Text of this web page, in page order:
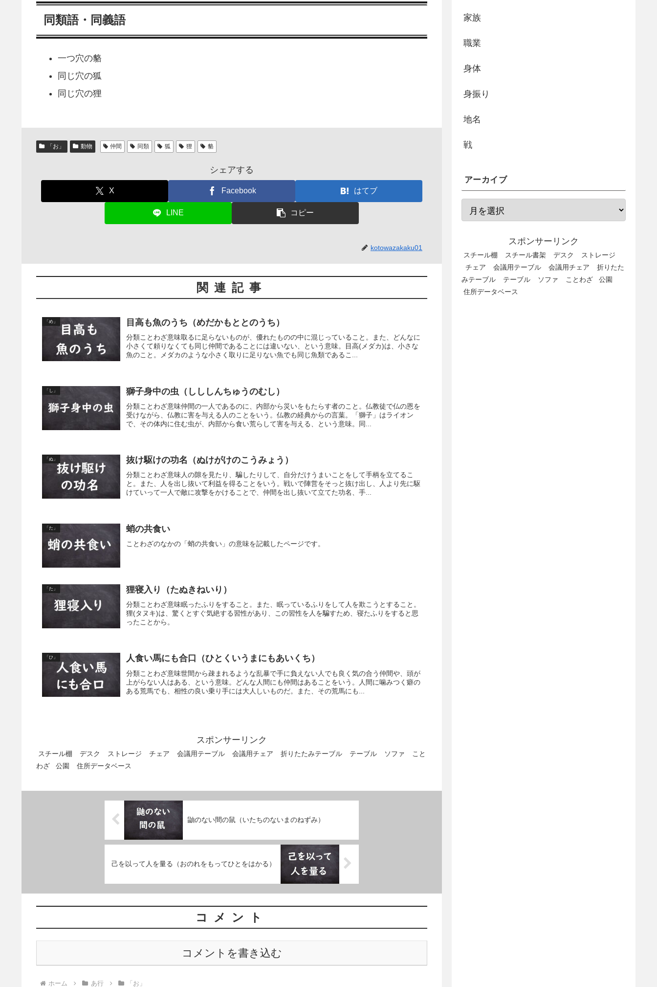
同類語・同義語
一つ穴の貉
同じ穴の狐
同じ穴の狸
「お」 動物 仲間 同類 狐 狸 貉
シェアする
X Facebook はてブ
LINE コピー
kotowazakaku01
関連記事
「め」 目高も魚のうち（めだかもととのうち）
分類ことわざ意味取るに足らないものが、優れたものの中に混じっていること。また、どんなに
小さくて頼りなくても同じ仲間であることには違いない、という意味。目高(メダカ)は、小さな
魚のこと。メダカのような小さく取りに足りない魚でも同じ魚類であるこ...
「し」 獅子身中の虫（しししんちゅうのむし）
分類ことわざ意味仲間の一人であるのに、内部から災いをもたらす者のこと。仏教徒で仏の恩を
受けながら、仏教に害を与える人のことをいう。仏教の経典からの言葉。「獅子」はライオン
で、その体内に住む虫が、内部から食い荒らして害を与える、という意味。同...
「ぬ」 抜け駆けの功名（ぬけがけのこうみょう）
分類ことわざ意味人の隙を見たり、騙したりして、自分だけうまいことをして手柄を立てるこ
と。また、人を出し抜いて利益を得ることをいう。戦いで陣営をそっと抜け出し、人より先に駆
けていって一人で敵に攻撃をかけることで、仲間を出し抜いて立てた功名、手...
「た」 蛸の共食い
ことわざのなかの「蛸の共食い」の意味を記載したページです。
「た」 狸寝入り（たぬきねいり）
分類ことわざ意味眠ったふりをすること。また、眠っているふりをして人を欺こうとすること。
狸(タヌキ)は、驚くとすぐ気絶する習性があり、この習性を人を騙すため、寝たふりをすると思
ったことから。
「ひ」 人食い馬にも合口（ひとくいうまにもあいくち）
分類ことわざ意味世間から疎まれるような乱暴で手に負えない人でも良く気の合う仲間や、頭が
上がらない人はある、という意味。どんな人間にも仲間はあることをいう。人間に噛みつく癖の
ある荒馬でも、相性の良い乗り手には大人しいものだ。また、その荒馬にも...
スポンサーリンク
スチール棚 デスク ストレージ チェア 会議用テーブル 会議用チェア 折りたたみテーブル テーブル ソファ
こと
わざ
公園 住所データベース
鼬のない間の鼠（いたちのないまのねずみ）
己を以って人を量る（おのれをもってひとをはかる）
コメント
コメントを書き込む
ホーム あ行 「お」
家族
職業
身体
身振り
地名
戦
アーカイブ
スポンサーリンク
スチール棚 スチール書架 デスク
ストレージ
チェア
会議用テーブル 会議用チェア
折りたた
みテーブル
テーブル ソファ ことわざ
公園
住所データベース